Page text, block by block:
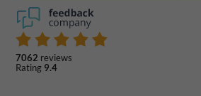
7062 reviews
Rating 9.4